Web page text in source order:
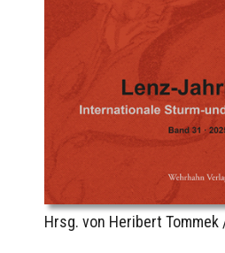
Hrsg. von Heribert